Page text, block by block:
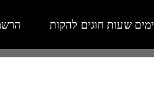
ימים שעות חוגים להקות